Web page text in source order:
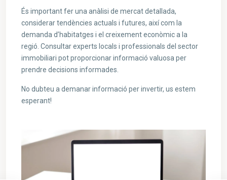
És important fer una anàlisi de mercat detallada,
considerar tendències actuals i futures, així com la
demanda d’habitatges i el creixement econòmic a la
regió. Consultar experts locals i professionals del sector
immobiliari pot proporcionar informació valuosa per
prendre decisions informades.
No dubteu a demanar informació per invertir, us estem
esperant!